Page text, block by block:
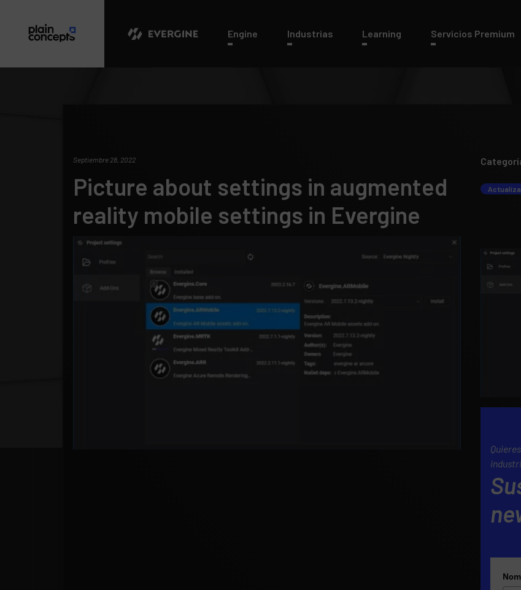
Engine Industrias Learning Servicios Premium
Septiembre 28, 2022
Picture about settings in augmented
reality mobile settings in Evergine